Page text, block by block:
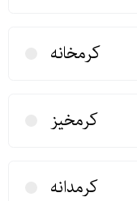
كرمخانه
كرمخیز
كرمدانه